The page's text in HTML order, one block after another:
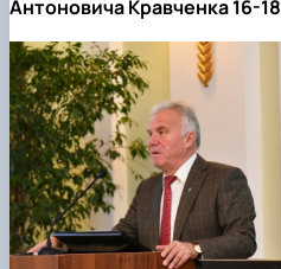
Антоновича Кравченка 16-